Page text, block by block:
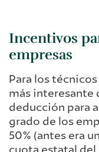
Incentivos
empresas
Para los
más interesante
deducción para
grado de los
50% (antes era